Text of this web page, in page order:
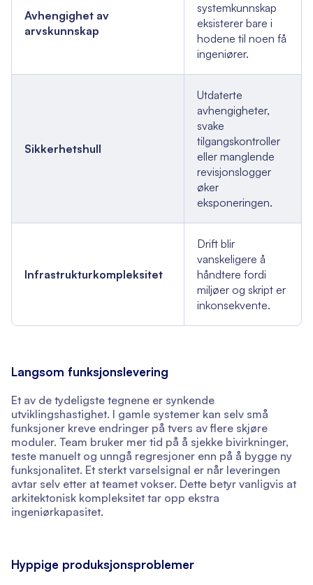
Avhengighet av
arvskunnskap
systemkunnskap
eksisterer bare i
hodene til noen få
ingeniører.
Sikkerhetshull
Utdaterte
avhengigheter,
svake
tilgangskontroller
eller manglende
revisjonslogger
øker
eksponeringen.
Infrastrukturkompleksitet
Drift blir
vanskeligere å
håndtere fordi
miljøer og skript er
inkonsekvente.
Langsom funksjonslevering
Et av de tydeligste tegnene er synkende
utviklingshastighet. I gamle systemer kan selv små
funksjoner kreve endringer på tvers av flere skjøre
moduler. Team bruker mer tid på å sjekke bivirkninger,
teste manuelt og unngå regresjoner enn på å bygge ny
funksjonalitet. Et sterkt varselsignal er når leveringen
avtar selv etter at teamet vokser. Dette betyr vanligvis at
arkitektonisk kompleksitet tar opp ekstra
ingeniørkapasitet.
Hyppige produksjonsproblemer